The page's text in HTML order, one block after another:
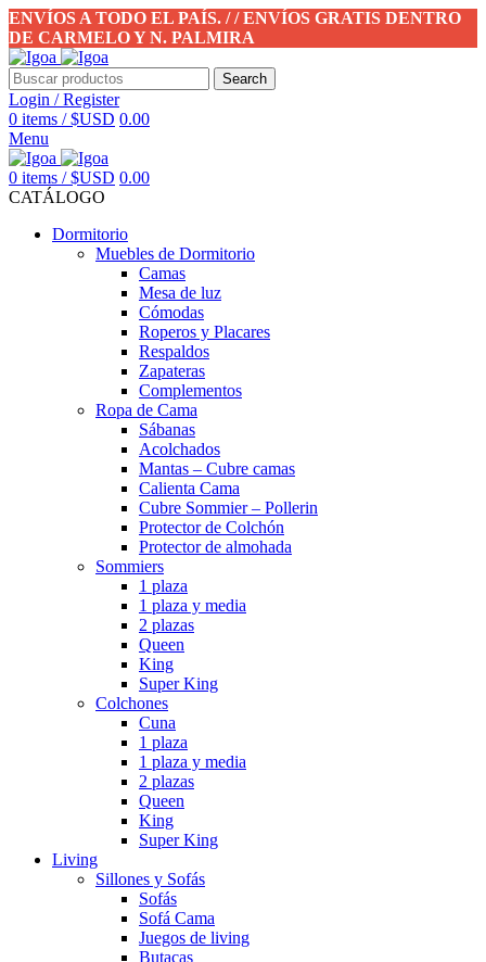
ENVÍOS A TODO EL PAÍS. / / ENVÍOS GRATIS DENTRO
DE CARMELO Y N. PALMIRA
Search
Login / Register
0 items / $USD 0.00
Menu
0 items / $USD 0.00
CATÁLOGO
Dormitorio
Muebles de Dormitorio
Camas
Mesa de luz
Cómodas
Roperos y Placares
Respaldos
Zapateras
Complementos
Ropa de Cama
Sábanas
Acolchados
Mantas – Cubre camas
Calienta Cama
Cubre Sommier – Pollerin
Protector de Colchón
Protector de almohada
Sommiers
1 plaza
1 plaza y media
2 plazas
Queen
King
Super King
Colchones
Cuna
1 plaza
1 plaza y media
2 plazas
Queen
King
Super King
Living
Sillones y Sofás
Sofás
Sofá Cama
Juegos de living
Butacas